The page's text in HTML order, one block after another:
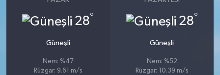
28°
Güneşli
Nem: %47
Rüzgar: 9.61 m/s
28°
Güneşli
Nem: %52
Rüzgar: 10.39 m/s